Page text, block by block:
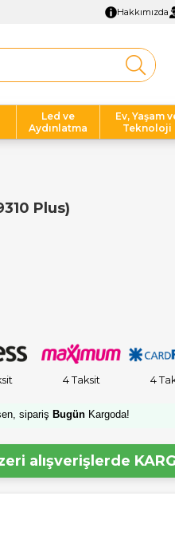
Hakkımızda
Led ve
Aydınlatma
Ev, Yaşam
Teknoloji
Plus)
4 Taksit 4
sipariş Bugün Kargoda!
alışverişlerde